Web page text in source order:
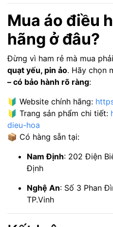
Mua áo điều
hãng ở đâu?
Đừng vì ham rẻ mà mua
quạt yếu, pin ảo. Hãy chọn
– có bảo hành rõ ràng:
🔰 Website chính hãng:
🔰 Trang sản phẩm chi tiết:
dieu-hoa
📦 Có hàng sẵn tại:
Nam Định: 202 Điện
Định
Nghệ An: Số 3 Phan
TP.Vinh